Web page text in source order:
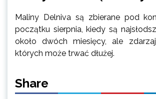
Maliny Delniva są zbierane pod
początku sierpnia, kiedy są
około dwóch miesięcy, ale
których może trwać dłużej.
Share